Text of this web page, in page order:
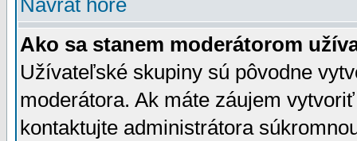
Návrat hore
Ako sa stanem moderátorom
Užívateľské skupiny sú pôvodne
moderátora. Ak máte záujem
kontaktujte administrátora